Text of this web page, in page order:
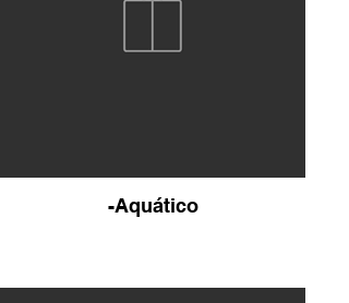
-Aquático